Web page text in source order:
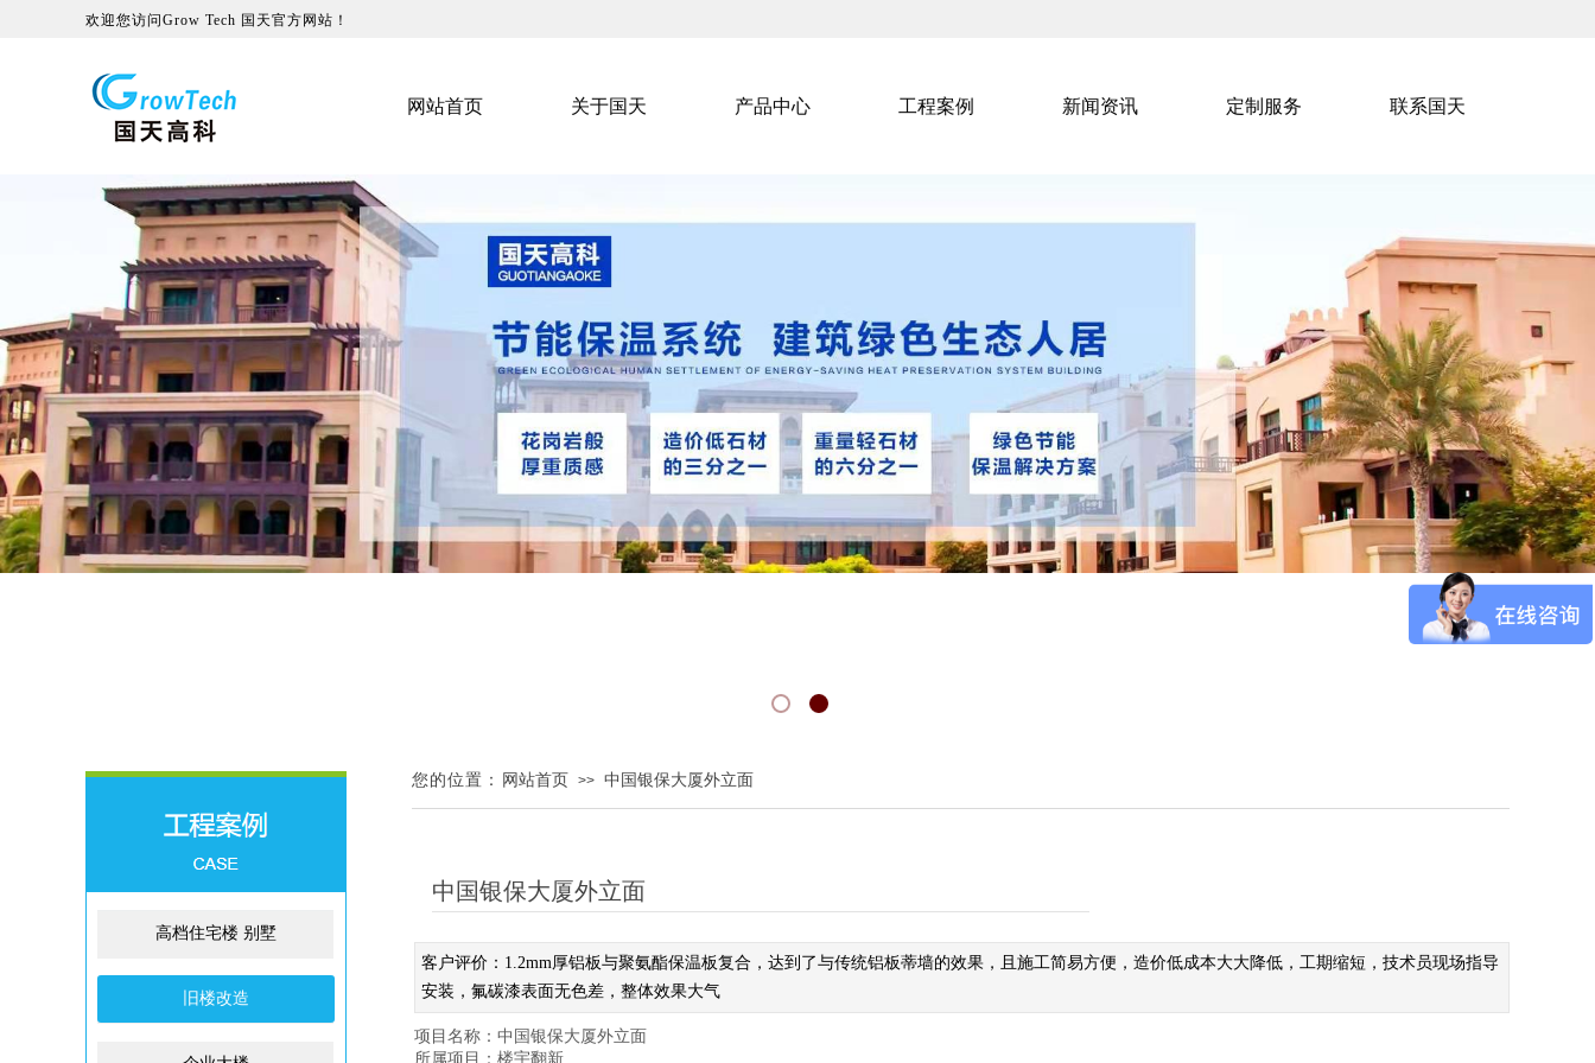
网站首页 >> 中国银保大厦外立面
欢迎您访问Grow Tech 国天官方网站！
网站首页 关于国天 产品中心 工程案例 新闻资讯 定制服务 联系国天
您的位置：
高档住宅楼 别墅
旧楼改造
中国银保大厦外立面
客户评价：1.2mm厚铝板与聚氨酯保温板复合，达到了与传统铝板蒂墙的效果，且施工简易方便，造价低成本大大降低，工期缩短，技术员现场指导
安装，氟碳漆表面无色差，整体效果大气
项目名称：中国银保大厦外立面
所属项目：楼宇翻新